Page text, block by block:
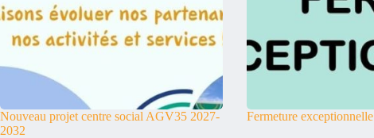
Nouveau projet centre social AGV35 2027-
2032
Fermeture exceptionnelle